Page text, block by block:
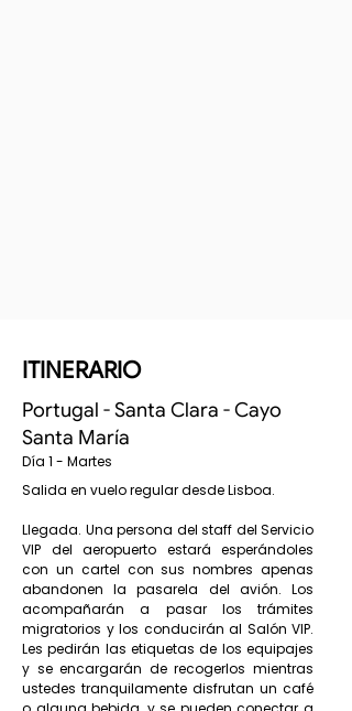
ITINERARIO
Portugal - Santa Clara - Cayo
Santa María
Día 1 - Martes
Salida en vuelo regular desde Lisboa.
Llegada. Una persona del staff del Servicio
VIP del aeropuerto estará esperándoles
con un cartel con sus nombres apenas
abandonen la pasarela del avión. Los
acompañarán a pasar los trámites
migratorios y los conducirán al Salón VIP.
Les pedirán las etiquetas de los equipajes
y se encargarán de recogerlos mientras
ustedes tranquilamente disfrutan un café